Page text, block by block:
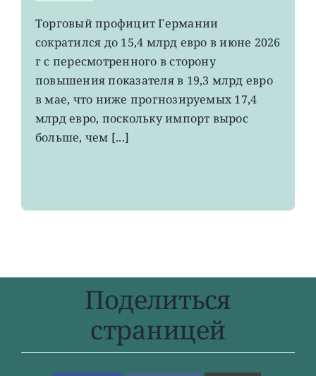
EWG:
немецкий
экспорт
вырос
4-
летнего
Торговый профицит Германии
сократился до 15,4 млрд евро в июне 2026
г с пересмотренного в сторону
повышения показателя в 19,3 млрд евро
в мае, что ниже прогнозируемых 17,4
млрд евро, поскольку импорт вырос
больше, чем [...]
Поделиться
страницей